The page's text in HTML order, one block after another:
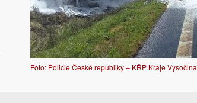
Foto: Policie České republiky – KŘP Kraje Vysočina